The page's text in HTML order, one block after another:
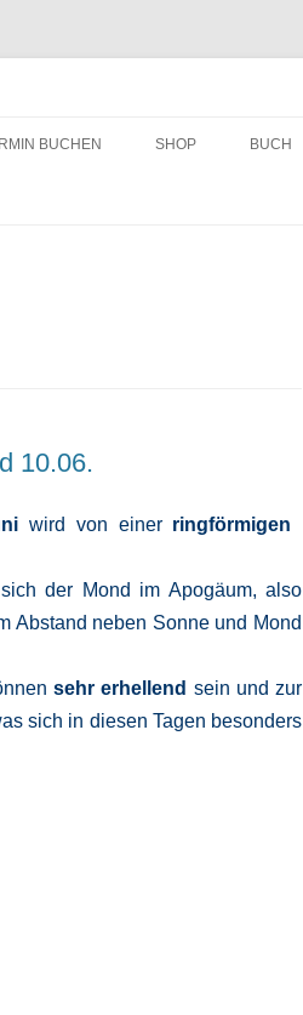
Inhalt
BUCHEN SHOP BUCH
10.06.
wird von einer ringförmigen
der Mond im Apogäum, also
Abstand neben Sonne und Mond
sehr erhellend sein und zur
sich in diesen Tagen besonders